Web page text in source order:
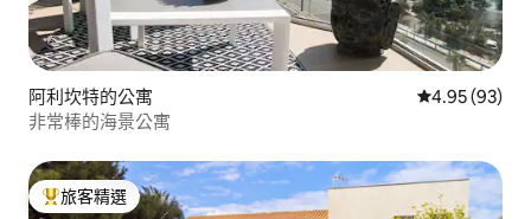
阿利坎特的公寓 從 93 則評價
4.95 (93)
非常棒的海景公寓
旅客精選榜首
旅客精選